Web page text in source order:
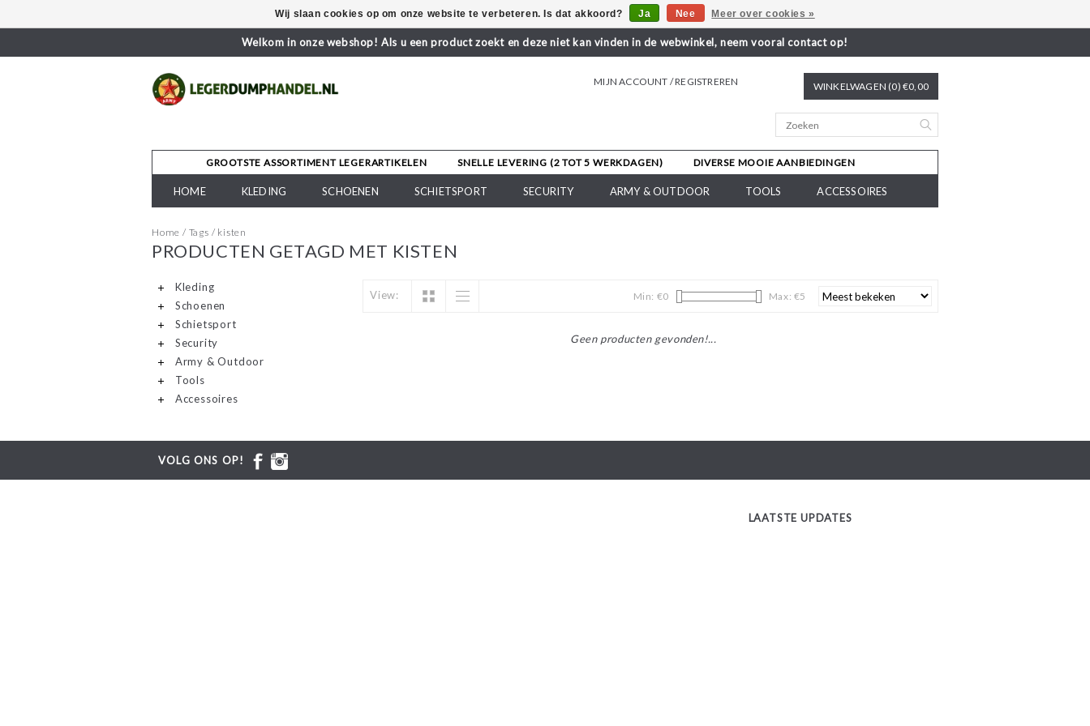
Welkom in onze webshop! Als u een product zoekt en deze niet kan vinden in de webwinkel, neem vooral contact op!
MIJN ACCOUNT / REGISTREREN WINKELWAGEN (0) €0,00
GROOTSTE ASSORTIMENT LEGERARTIKELEN SNELLE LEVERING (2 TOT 5 WERKDAGEN) DIVERSE MOOIE AANBIEDINGEN
HOME KLEDING SCHOENEN SCHIETSPORT SECURITY ARMY & OUTDOOR TOOLS ACCESSOIRES
Home / Tags / kisten
PRODUCTEN GETAGD MET KISTEN
Kleding
Schoenen
Schietsport
Security
Army & Outdoor
Tools
Accessoires
View: Min: €0 Max: €5
Geen producten gevonden!...
VOLG ONS OP!
LAATSTE UPDATES
Wij slaan cookies op om onze website te verbeteren. Is dat akkoord? Ja Nee Meer over cookies »